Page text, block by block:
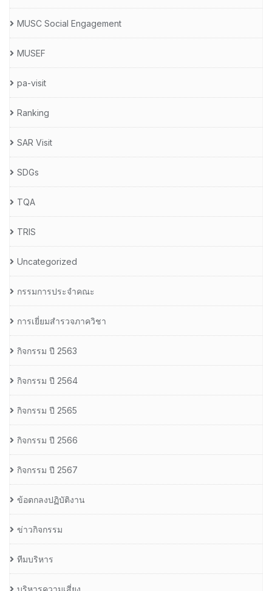
MUSC Social Engagement
MUSEF
pa-visit
Ranking
SAR Visit
SDGs
TQA
TRIS
Uncategorized
กรรมการประจำคณะ
การเยี่ยมสำรวจภาควิชา
กิจกรรม ปี 2563
กิจกรรม ปี 2564
กิจกรรม ปี 2565
กิจกรรม ปี 2566
กิจกรรม ปี 2567
ข้อตกลงปฏิบัติงาน
ข่าวกิจกรรม
ทีมบริหาร
บริหารความเสี่ยง